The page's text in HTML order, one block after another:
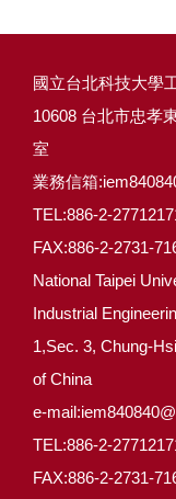
國立台北科技大學
10608 台北市忠孝
室
業務信箱
TEL:886-2-
FAX:886-2-2731-
National Taipei
Industrial
1,Sec. 3, Chung-
of China
e-
TEL:886-2-
FAX:886-2-2731-